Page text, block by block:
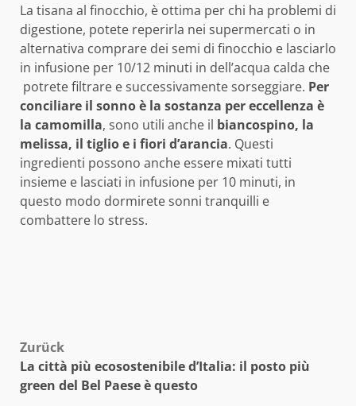
La tisana al finocchio, è ottima per chi ha problemi di
digestione, potete reperirla nei supermercati o in
alternativa comprare dei semi di finocchio e lasciarlo
in infusione per 10/12 minuti in dell’acqua calda che
potrete filtrare e successivamente sorseggiare. Per
conciliare il sonno è la sostanza per eccellenza è
la camomilla, sono utili anche il biancospino, la
melissa, il tiglio e i fiori d’arancia. Questi
ingredienti possono anche essere mixati tutti
insieme e lasciati in infusione per 10 minuti, in
questo modo dormirete sonni tranquilli e
combattere lo stress.
Beitragsnavigation
Zurück
La città più ecosostenibile d’Italia: il posto più
green del Bel Paese è questo